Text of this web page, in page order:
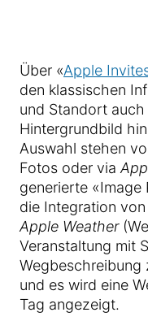
Über «Apple
den klassischen
und Standort
Hintergrundbild
Auswahl stehen
Fotos oder via
generierte «Image
die Integration von
Apple Weather
Veranstaltung mit
Wegbeschreibung
und es wird eine
Tag angezeigt.